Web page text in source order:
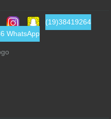
(19)38419264
WhatsApp